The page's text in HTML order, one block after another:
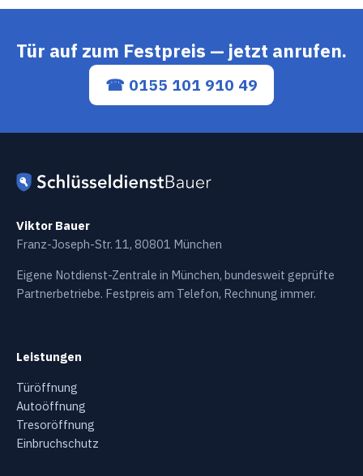
Tür auf zum Festpreis — jetzt anrufen.
☎ 0155 101 910 49
Viktor Bauer
Franz-Joseph-Str. 11, 80801 München
Eigene Notdienst-Zentrale in München, bundesweit geprüfte
Partnerbetriebe. Festpreis am Telefon, Rechnung immer.
Leistungen
Türöffnung
Autoöffnung
Tresoröffnung
Einbruchschutz